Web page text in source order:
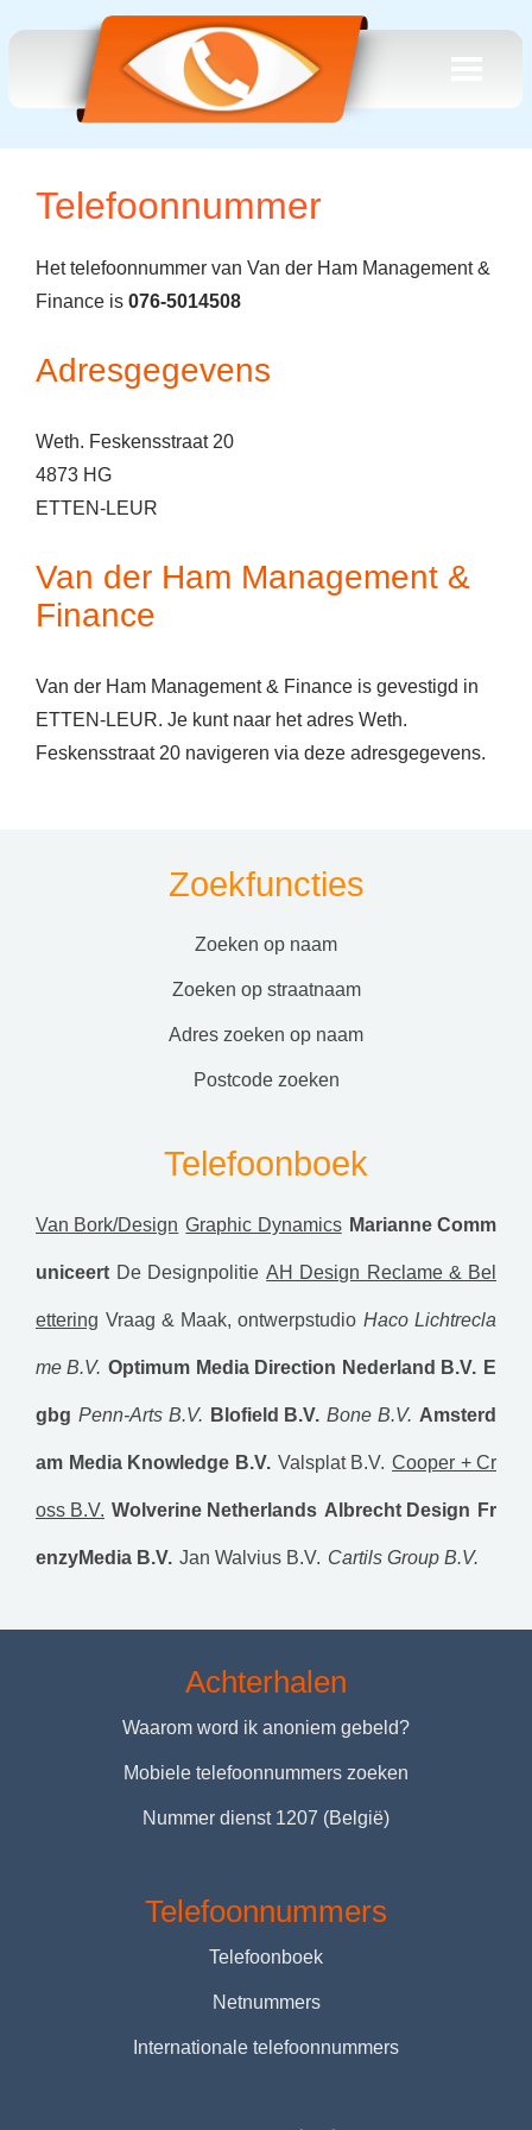
Telefoonnummer
Het telefoonnummer van Van der Ham Management &
Finance is 076-5014508
Adresgegevens
Weth. Feskensstraat 20
4873 HG
ETTEN-LEUR
Van der Ham Management &
Finance
Van der Ham Management & Finance is gevestigd in
ETTEN-LEUR. Je kunt naar het adres Weth.
Feskensstraat 20 navigeren via deze adresgegevens.
Zoekfuncties
zoeken op naam
zoeken op straatnaam
adres zoeken op naam
postcode zoeken
Telefoonboek
Van Bork/Design Graphic Dynamics Marianne Comm
uniceert De Designpolitie AH Design Reclame & Bel
ettering Vraag & Maak, ontwerpstudio Haco Lichtrecla
me B.V. Optimum Media Direction Nederland B.V. E
gbg Penn-Arts B.V. Blofield B.V. Bone B.V. Amsterd
am Media Knowledge B.V. Valsplat B.V. Cooper + Cr
oss B.V. Wolverine Netherlands Albrecht Design Fr
enzyMedia B.V. Jan Walvius B.V. Cartils Group B.V.
Achterhalen
Waarom word ik anoniem gebeld?
Mobiele telefoonnummers zoeken
Nummer dienst 1207 (België)
Telefoonnummers
Telefoonboek
Netnummers
Internationale telefoonnummers